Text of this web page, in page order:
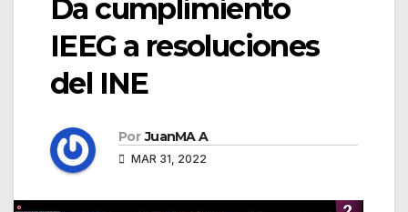
Da cumplimiento
IEEG a resoluciones
del INE
Por JuanMA A
MAR 31, 2022